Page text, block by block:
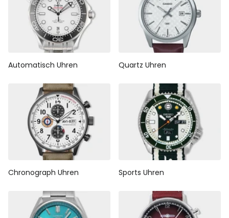
Automatisch Uhren Quartz Uhren
Chronograph Uhren Sports Uhren